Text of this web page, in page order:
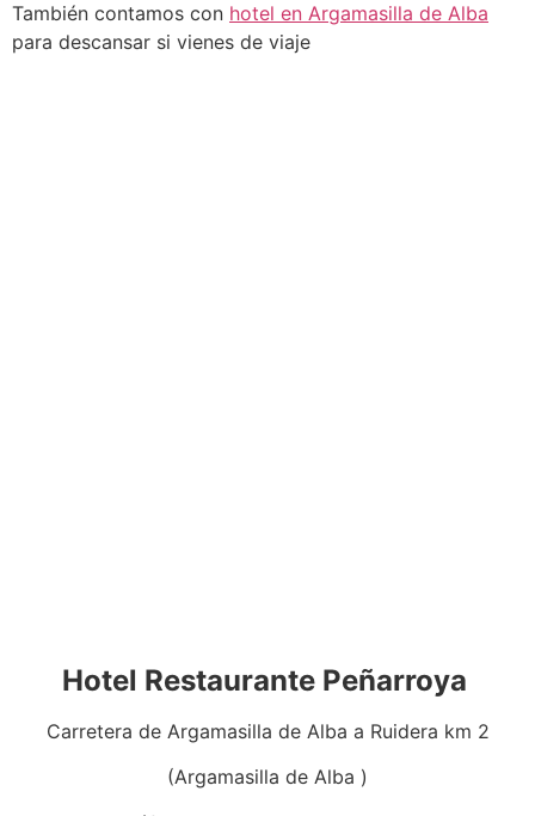
También contamos con hotel en Argamasilla de Alba
para descansar si vienes de viaje
Hotel Restaurante Peñarroya
Carretera de Argamasilla de Alba a Ruidera km 2
(Argamasilla de Alba )